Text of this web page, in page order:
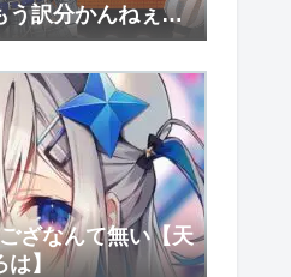
う訳分かんねぇな
田ぺこら】
ざなんて無い【天
は】